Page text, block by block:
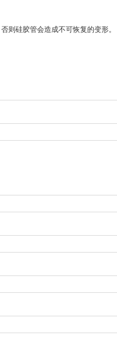
则硅胶管会造成不可恢复的变形。